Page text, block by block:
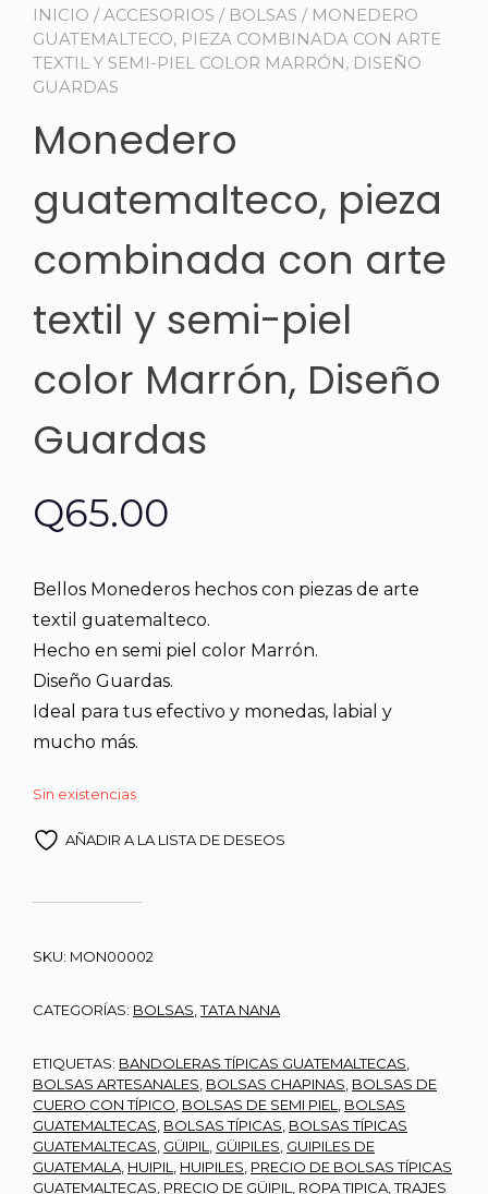
INICIO /ACCESORIOS / BOLSAS / MONEDERO
GUATEMALTECO, PIEZA COMBINADA CON ARTE
TEXTIL Y SEMI-PIEL COLOR MARRÓN, DISEÑO
GUARDAS
Monedero
guatemalteco, pieza
combinada con arte
textil y semi-piel
color Marrón, Diseño
Guardas
Q65.00
Bellos Monederos hechos con piezas de arte
textil guatemalteco.
Hecho en semi piel color Marrón.
Diseño Guardas.
Ideal para tus efectivo y monedas, labial y
mucho más.
Sin existencias
AÑADIR A LA LISTA DE DESEOS
SKU: MON00002
CATEGORÍAS: BOLSAS ,TATA NANA
ETIQUETAS: BANDOLERAS TÍPICAS GUATEMALTECAS
BOLSAS ARTESANALES BOLSAS CHAPINAS BOLSAS DE
CUERO CON TÍPICO BOLSAS DE SEMI PIEL
BOLSAS
GUATEMALTECAS BOLSAS TÍPICAS BOLSAS TÍPICAS
GUATEMALTECAS GÜIPIL GÜIPILES GUIPILES DE
GUATEMALA HUIPIL HUIPILES PRECIO DE BOLSAS TÍPICAS
GUATEMALTECAS PRECIO DE GÜIPIL ROPA TIPICA ,TRAJES